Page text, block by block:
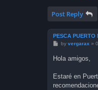
Post Reply
PESCA PUERTO
P
t
by vergarax»
Hola amigos,
Estaré en